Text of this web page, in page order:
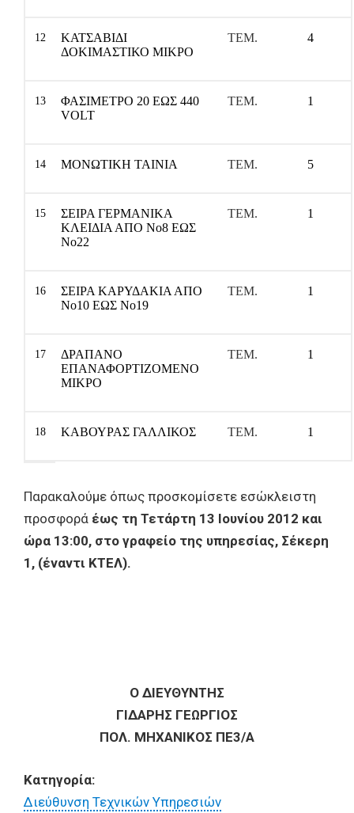
12
ΚΑΤΣΑΒΙΔΙ
ΔΟΚΙΜΑΣΤΙΚΟ ΜΙΚΡΟ
ΤΕΜ. 4
13
ΦΑΣΙΜΕΤΡΟ 20 ΕΩΣ 440
VOLT
ΤΕΜ. 1
14 MOΝΩΤΙΚΗ ΤΑΙΝΙΑ ΤΕΜ. 5
15
ΣΕΙΡΑ ΓΕΡΜΑΝΙΚΑ
ΚΛΕΙΔΙΑ ΑΠΟ Νο8 ΕΩΣ
Νο22
ΤΕΜ. 1
16
ΣΕΙΡΑ ΚΑΡΥΔΑΚΙΑ ΑΠΟ
Νο10 ΕΩΣ Νο19
ΤΕΜ. 1
17
ΔΡΑΠΑΝΟ
ΕΠΑΝΑΦΟΡΤΙΖΟΜΕΝΟ
ΜΙΚΡΟ
ΤΕΜ. 1
18 ΚΑΒΟΥΡΑΣ ΓΑΛΛΙΚΟΣ ΤΕΜ. 1
Παρακαλούμε όπως προσκομίσετε εσώκλειστη
προσφορά έως τη Τετάρτη 13 Ιουνίου 2012 και
ώρα 13:00, στο γραφείο της υπηρεσίας, Σέκερη
1, (έναντι ΚΤΕΛ).
Ο ΔΙΕΥΘΥΝΤΗΣ
ΓΙΔΑΡΗΣ ΓΕΩΡΓΙΟΣ
ΠΟΛ. ΜΗΧΑΝΙΚΟΣ ΠΕ3/A
Κατηγορία:
Διεύθυνση Τεχνικών Υπηρεσιών